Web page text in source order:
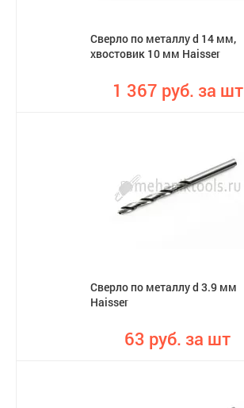
Сверло по металлу d 14 мм,
хвостовик 10 мм Haisser
1 367 руб. за шт
Сверло по металлу d 3.9 мм
Haisser
63 руб. за шт